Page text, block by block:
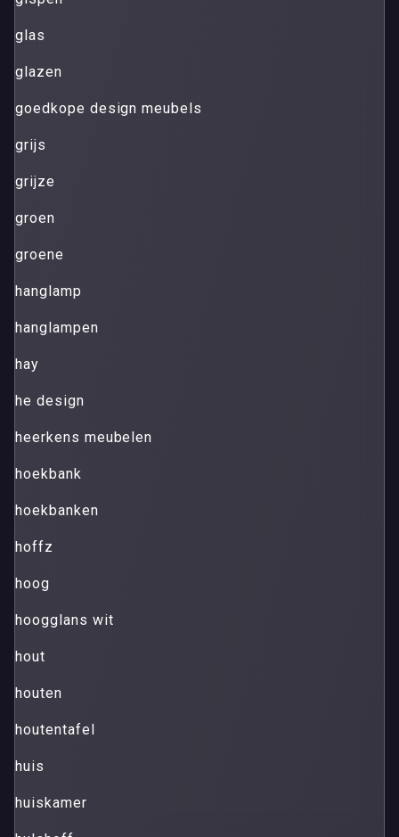
glas
glazen
goedkope design meubels
grijs
grijze
groen
groene
hanglamp
hanglampen
hay
he design
heerkens meubelen
hoekbank
hoekbanken
hoffz
hoog
hoogglans wit
hout
houten
houtentafel
huis
huiskamer